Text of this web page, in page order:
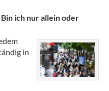
ich nur allein oder
in